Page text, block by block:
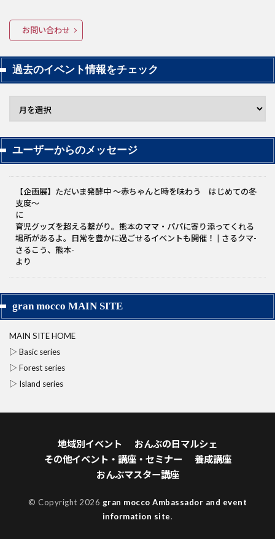
お問い合わせ
過去のイベント情報をチェック
ユーザーからのメッセージ
【企画展】ただいま発酵中 〜赤ちゃんと時を味わう はじめての冬
支度～
に
育児グッズを超える繋がり。熊本のママ・パパに寄り添ってくれる
場所があるよ。日常を豊かに過ごせるイベントも開催！ | さるクマ-
さるこう、熊本-
より
gran mocco MAIN SITE
MAIN SITE HOME
▷ Basic series
▷ Forest series
▷ Island series
地域別イベント
おんぶの日マルシェ
その他イベント・講座・セミナー
養成講座
おんぶマスター講座
© Copyright 2026 gran mocco Ambassador and event
information site.